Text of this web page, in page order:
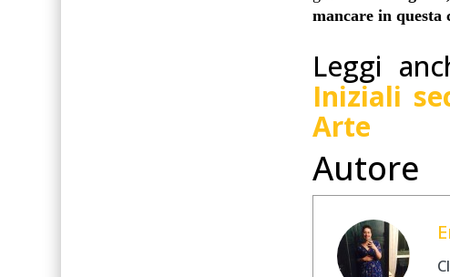
mancare in questa
Leggi
Iniziali
Arte
Autore